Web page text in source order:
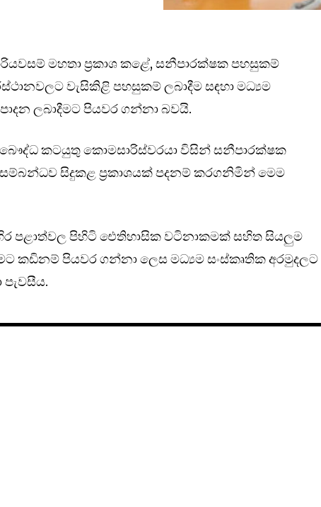
මහතා ප්‍රකාශ කළේ, සනීපාරක්ෂක පහසුකම්
වැසිකිළි පහසුකම් ලබාදීම සඳහා මධ්‍යම
ලබාදීමට පියවර ගන්නා බවයි.
බෞද්ධ කටයුතු කොමසාරිස්වරයා විසින් සනීපාරක්ෂක
සිදුකළ ප්‍රකාශයක් පදනම් කරගනිමින් මෙම
පළාත්වල පිහිටි ඓතිහාසික වටිනාකමක් සහිත සියලුම
කඩිනම් පියවර ගන්නා ලෙස මධ්‍යම සංස්කෘතික අරමුදලට
පැවසීය.